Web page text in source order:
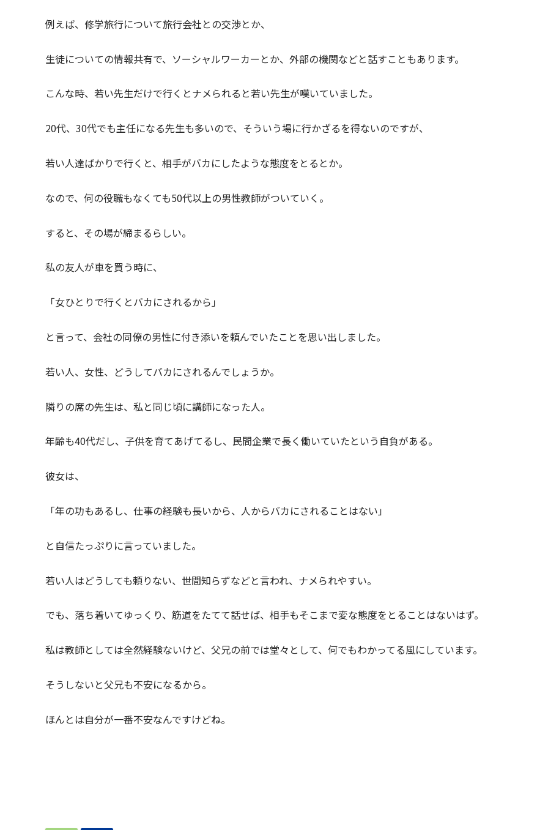
例えば、修学旅行について旅行会社との交渉とか、
生徒についての情報共有で、ソーシャルワーカーとか、外部の機関などと話すこともあります。
こんな時、若い先生だけで行くとナメられると若い先生が嘆いていました。
20代、30代でも主任になる先生も多いので、そういう場に行かざるを得ないのですが、
若い人達ばかりで行くと、相手がバカにしたような態度をとるとか。
なので、何の役職もなくても50代以上の男性教師がついていく。
すると、その場が締まるらしい。
私の友人が車を買う時に、
「女ひとりで行くとバカにされるから」
と言って、会社の同僚の男性に付き添いを頼んでいたことを思い出しました。
若い人、女性、どうしてバカにされるんでしょうか。
隣りの席の先生は、私と同じ頃に講師になった人。
年齢も40代だし、子供を育てあげてるし、民間企業で長く働いていたという自負がある。
彼女は、
「年の功もあるし、仕事の経験も長いから、人からバカにされることはない」
と自信たっぷりに言っていました。
若い人はどうしても頼りない、世間知らずなどと言われ、ナメられやすい。
でも、落ち着いてゆっくり、筋道をたてて話せば、相手もそこまで変な態度をとることはないはず。
私は教師としては全然経験ないけど、父兄の前では堂々として、何でもわかってる風にしています。
そうしないと父兄も不安になるから。
ほんとは自分が一番不安なんですけどね。